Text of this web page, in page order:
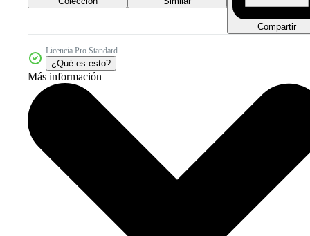
Compartir
Licencia Pro Standard
¿Qué es esto?
Más información